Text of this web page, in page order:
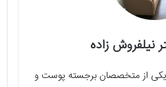
نیلفروش زاده
یکی از متخصصان برجسته پوست و